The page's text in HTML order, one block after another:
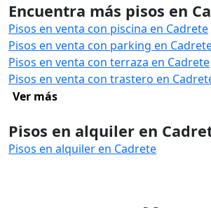
Encuentra más pisos en
Pisos en venta con piscina en Cadrete
Pisos en venta con parking en
Pisos en venta con terraza en Cadrete
Pisos en venta con trastero en
Ver más
Pisos en alquiler en
Pisos en alquiler en Cadrete